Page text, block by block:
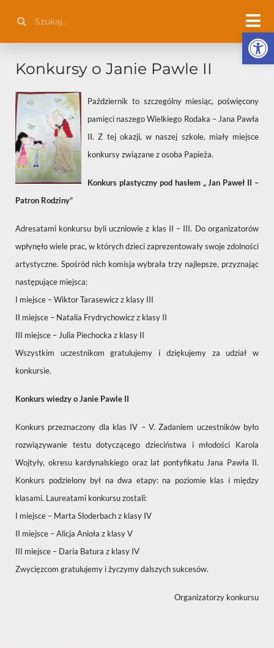
treści
Konkursy o Janie Pawle II
Październik to szczególny miesiąc, poświęcony
pamięci naszego Wielkiego Rodaka – Jana Pawła
II. Z tej okazji, w naszej szkole, miały miejsce
konkursy związane z osoba Papieża.
Konkurs plastyczny pod hasłem „ Jan Paweł II –
Patron Rodziny”
Adresatami konkursu byli uczniowie z klas II – III. Do organizatorów
wpłynęło wiele prac, w których dzieci zaprezentowały swoje zdolności
artystyczne. Spośród nich komisja wybrała trzy najlepsze, przyznając
następujące miejsca:
I miejsce – Wiktor Tarasewicz z klasy III
II miejsce – Natalia Frydrychowicz z klasy II
III miejsce – Julia Piechocka z klasy II
Wszystkim uczestnikom gratulujemy i dziękujemy za udział w
konkursie.
Konkurs wiedzy o Janie Pawle II
Konkurs przeznaczony dla klas IV – V. Zadaniem uczestników było
rozwiązywanie testu dotyczącego dzieciństwa i młodości Karola
Wojtyły, okresu kardynalskiego oraz lat pontyfikatu Jana Pawła II.
Konkurs podzielony był na dwa etapy: na poziomie klas i między
klasami. Laureatami konkursu zostali:
I miejsce – Marta Sloderbach z klasy IV
II miejsce – Alicja Anioła z klasy V
III miejsce – Daria Batura z klasy IV
Zwycięzcom gratulujemy i życzymy dalszych sukcesów.
Organizatorzy konkursu